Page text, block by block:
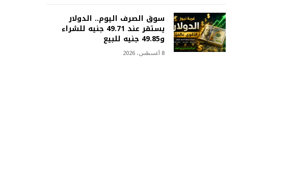
سوق الصرف اليوم.. الدولار
يستقر عند 49.71 جنيه للشراء
و49.85 جنيه للبيع
8 أغسطس، 2026